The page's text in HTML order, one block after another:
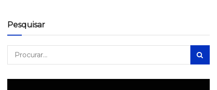
Pesquisar